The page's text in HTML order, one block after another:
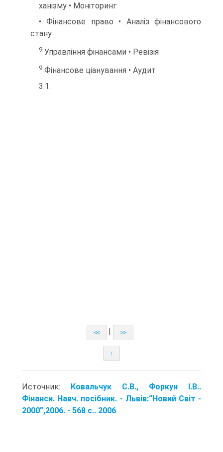
ханізму • Моніторинг
• Фінансове право • Аналіз фінансового
стану
9 Управління фінансами • Ревізія
9 Фінансове ціанування • Аудит
3.1.
<< >>
↑
Источник: Ковальчук С.В., Форкун І.В..
Фінанси. Навч. посібник. - Львів:“Новий Світ -
2000”,2006. - 568 с.. 2006